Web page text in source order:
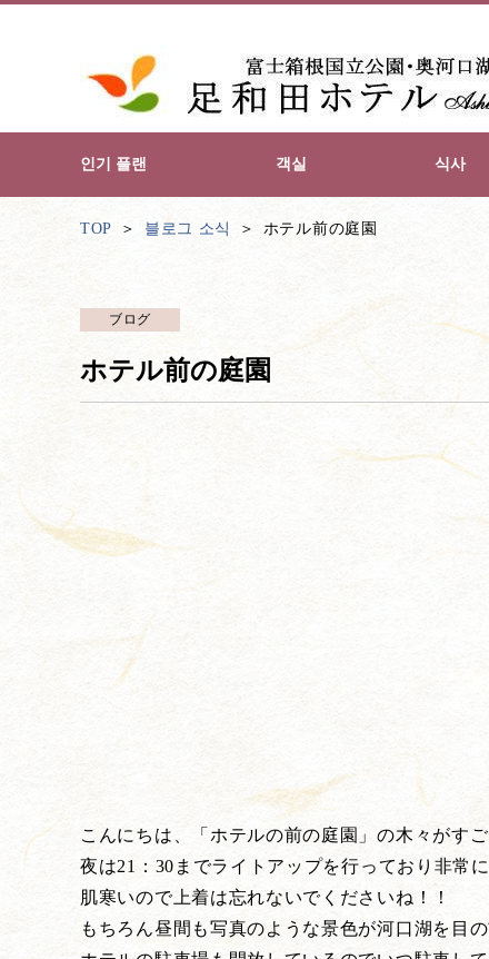
인기 플랜 객실 식사
TOP 블로그 소식 ホテル前の庭園
ブログ
ホテル前の庭園
こんにちは、「ホテルの前の庭園」の木々がす
夜は21：30までライトアップを行っており非常
肌寒いので上着は忘れないでくださいね！！
もちろん昼間も写真のような景色が河口湖を目